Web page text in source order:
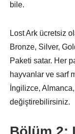
bile.
Lost Ark ücretsiz
Bronze, Silver,
Paketi satar. Her
hayvanlar ve sarf
İngilizce,
değiştirebilirsiniz.